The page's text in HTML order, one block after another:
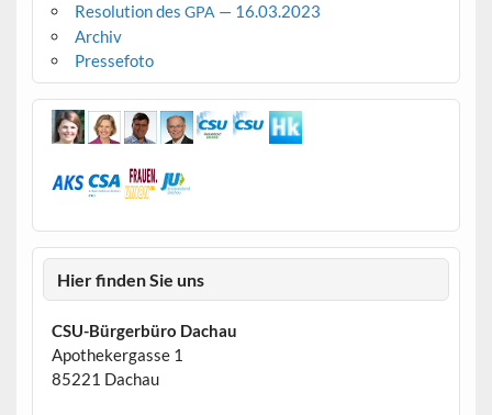
Resolution des GPA — 16.03.2023
Archiv
Pressefoto
Hier finden Sie uns
CSU-Bürgerbüro Dachau
Apothekergasse 1
85221 Dachau